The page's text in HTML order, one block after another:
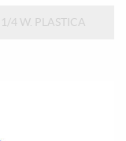
4 W. PLASTICA